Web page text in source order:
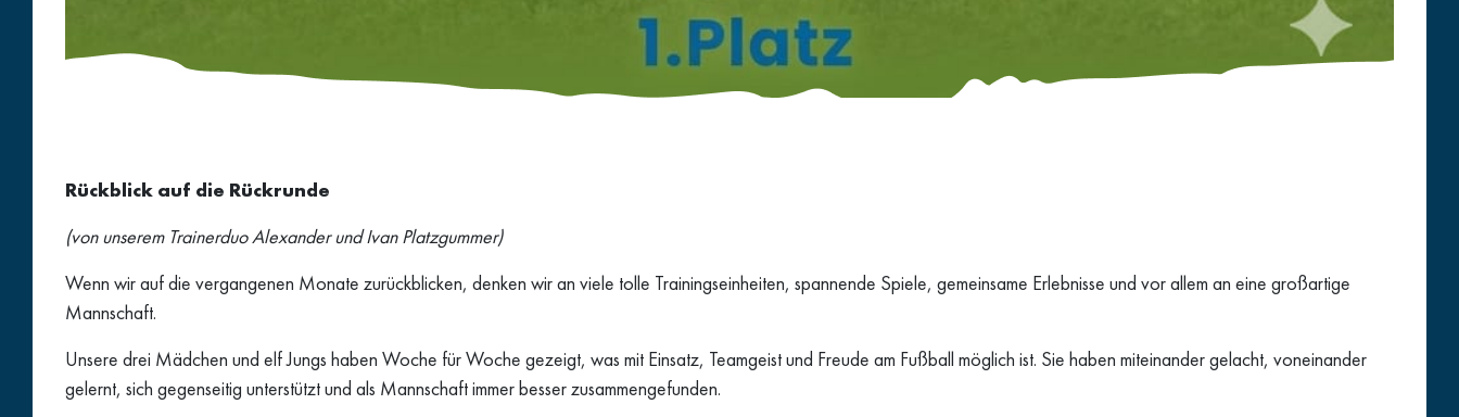
Rückblick auf die Rückrunde
(von unserem Trainerduo Alexander und Ivan Platzgummer)
Wenn wir auf die vergangenen Monate zurückblicken, denken wir an viele tolle Trainingseinheiten, spannende Spiele, gemeinsame Erlebnisse und vor allem an eine großartige
Mannschaft.
Unsere drei Mädchen und elf Jungs haben Woche für Woche gezeigt, was mit Einsatz, Teamgeist und Freude am Fußball möglich ist. Sie haben miteinander gelacht, voneinander
gelernt, sich gegenseitig unterstützt und als Mannschaft immer besser zusammengefunden.